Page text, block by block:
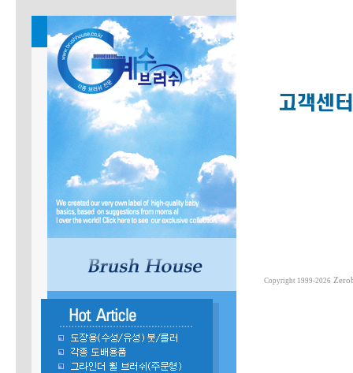
Copyright 1999-2026